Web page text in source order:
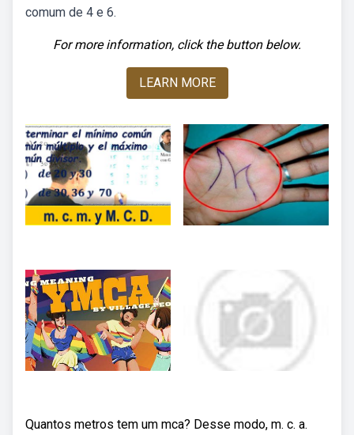
comum de 4 e 6.
For more information, click the button below.
LEARN MORE
Quantos metros tem um mca? Desse modo, m. c. a.